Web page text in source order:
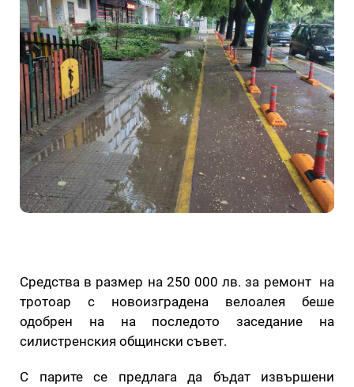
Средства в размер на 250 000 лв. за ремонт на
тротоар с новоизградена велоалея беше
одобрен на на последото заседание на
силистренския общински съвет.
С парите се предлага да бъдат извършени